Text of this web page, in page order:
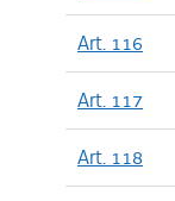
Art. 116
Art. 117
Art. 118